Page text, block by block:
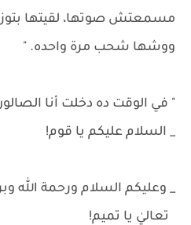
مسمعتش صوتها، لقيتها
ووشها شحب مرة واحده. "
" في الوقت ده دخلت أنا
_ السلام عليكم يا قوم!
_ وعليكم السلام ورحمة الله
تعاليٰ يا تميم!